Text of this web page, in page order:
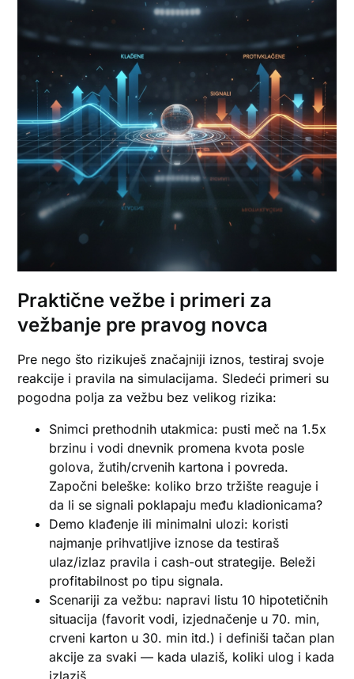
Praktične vežbe i primeri za
vežbanje pre pravog novca
Pre nego što rizikuješ značajniji iznos, testiraj svoje
reakcije i pravila na simulacijama. Sledeći primeri su
pogodna polja za vežbu bez velikog rizika:
Snimci prethodnih utakmica: pusti meč na 1.5x
brzinu i vodi dnevnik promena kvota posle
golova, žutih/crvenih kartona i povreda.
Započni beleške: koliko brzo tržište reaguje i
da li se signali poklapaju među kladionicama?
Demo klađenje ili minimalni ulozi: koristi
najmanje prihvatljive iznose da testiraš
ulaz/izlaz pravila i cash-out strategije. Beleži
profitabilnost po tipu signala.
Scenariji za vežbu: napravi listu 10 hipotetičnih
situacija (favorit vodi, izjednačenje u 70. min,
crveni karton u 30. min itd.) i definiši tačan plan
akcije za svaki — kada ulaziš, koliki ulog i kada